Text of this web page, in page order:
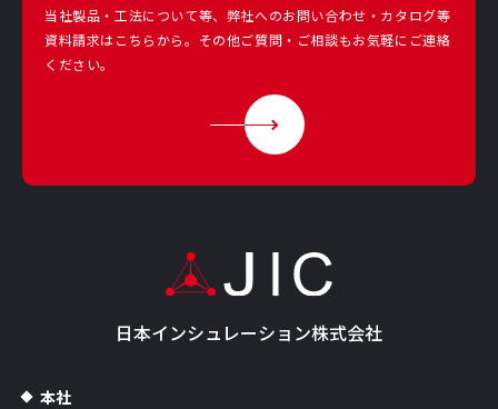
当社製品・工法について等、弊社へのお問い合わせ・カタログ等
資料請求はこちらから。その他ご質問・ご相談もお気軽にご連絡
ください。
日本インシュレーション株式会社
本社